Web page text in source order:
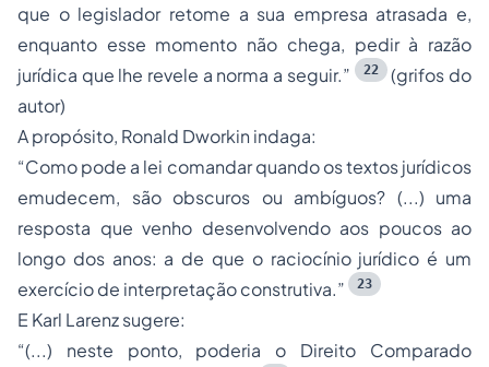
que o legislador retome a sua empresa atrasada e,
enquanto esse momento não chega, pedir à razão
jurídica que lhe revele a norma a seguir.”
22 (grifos do
autor)
A propósito, Ronald Dworkin indaga:
“Como pode a lei comandar quando os textos jurídicos
emudecem, são obscuros ou ambíguos? (...) uma
resposta que venho desenvolvendo aos poucos ao
longo dos anos: a de que o raciocínio jurídico é um
exercício de interpretação construtiva.”
23
E Karl Larenz sugere:
“(...) neste ponto, poderia o Direito Comparado